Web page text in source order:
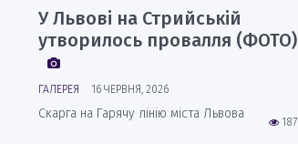
У Львові на Стрийській
утворилось провалля (ФОТО)
ГАЛЕРЕЯ 16 ЧЕРВНЯ, 2026
187
Скарга на Гарячу лінію міста Львова